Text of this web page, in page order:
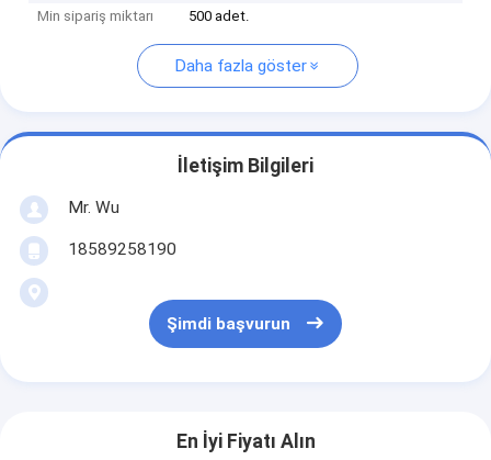
Min sipariş miktarı
500 adet.
Daha fazla göster
İletişim Bilgileri
Mr. Wu
18589258190
Şimdi başvurun
En İyi Fiyatı Alın